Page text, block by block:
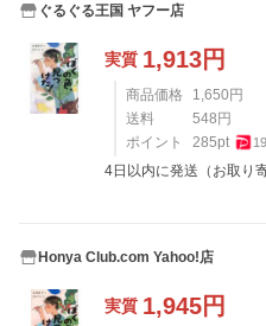
ぐるぐる王国 ヤフー店
実質 1,913円
商品価格 1,650 円
送料
548 円
ポイント
285pt 19
4日以内に発送（お取り
Honya Club.com Yahoo!店
実質 1,945円